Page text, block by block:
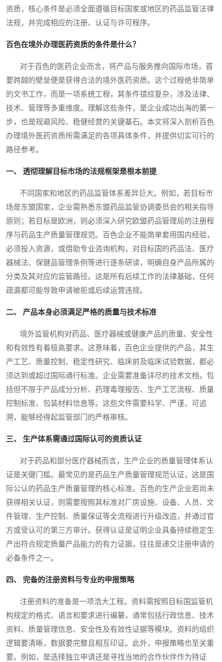
资质，核心条件是必须全面遵循目标国家或地区的药品监管法律
法规，并完成相应的注册、认证与许可程序。
百色在境外办理医药资质的条件是什么？
对于百色的医药企业而言，将产品与服务推向国际市场，首
要跨越的壁垒便是获得合法的境外医药资质。这个过程绝非简单
的文书工作，而是一项系统工程，其条件错综复杂，涉及法律、
技术、管理等多重维度。理解这些条件，是企业成功出海的第一
步，也是规避风险、稳健经营的关键基石。本文将深入剖析百色
办理境外医药资质所需满足的各项具体条件，并提供切实可行的
路径参考。
一、 透彻理解目标市场的法规框架是根本前提
不同国家和地区的药品监管体系差异巨大。例如，若目标市
场是东盟国家，企业需熟悉东盟药品监管协调委员会的相关指导
原则；若目标是欧洲，则必须深入研究欧盟药品管理局的注册程
序与药品生产质量管理规范。百色企业不能简单套用国内经验，
必须投入资源，或借助专业咨询机构，对目标国的药品法、医疗
器械法、保健品管理条例等进行逐条研读，明确自身产品所属的
分类及其对应的监管路径。这是所有后续工作的法律基础，任何
疏漏都可能导致申请被拒或后续运营违规。
二、 产品本身必须满足严格的质量与技术标准
境外监管机构对药品、医疗器械或健康产品的质量、安全性
和有效性有着极高要求。这意味着，百色企业提供的产品，其生
产工艺、质量控制、稳定性研究、临床前及临床试验数据，都必
须达到或超过国际通行标准。企业需要准备详尽的技术文档，包
括但不限于产品成分分析、药理毒理报告、生产工艺流程、质量
控制标准、包装材料信息等。这些文件需要科学、严谨、可追
溯，能够经得起监管部门的严格审核。
三、 生产体系需通过国际认可的资质认证
对于药品和部分医疗器械而言，生产企业的质量管理体系认
证是关键门槛。最常见的是药品生产质量管理规范认证，这是国
际公认的药品生产质量管理的核心标准。百色的生产企业若尚未
获得相关认证，则需要按照其标准对厂房设施、设备、人员、文
件管理、生产控制、质量保证等全流程进行升级改造，并通过官
方或受认可的第三方审计。获得认证是证明企业具备持续稳定生
产出符合规定质量产品能力的有力证据，往往是递交注册申请的
必备条件之一。
四、 完备的注册资料与专业的申报策略
注册资料的准备是一项浩大工程。资料需按照目标国监管机
构规定的格式、语言和要求进行编纂，通常包括行政信息、技术
资料、质量管理信息、安全性及有效性证据等模块。资料的组织
逻辑要清晰，数据要完整且相互印证。此外，申报策略也至关重
要。例如，是选择独立申请还是寻找当地的合作伙伴作为持证